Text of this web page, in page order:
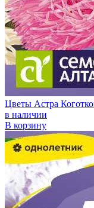
Цветы Астра
в наличии
В корзину